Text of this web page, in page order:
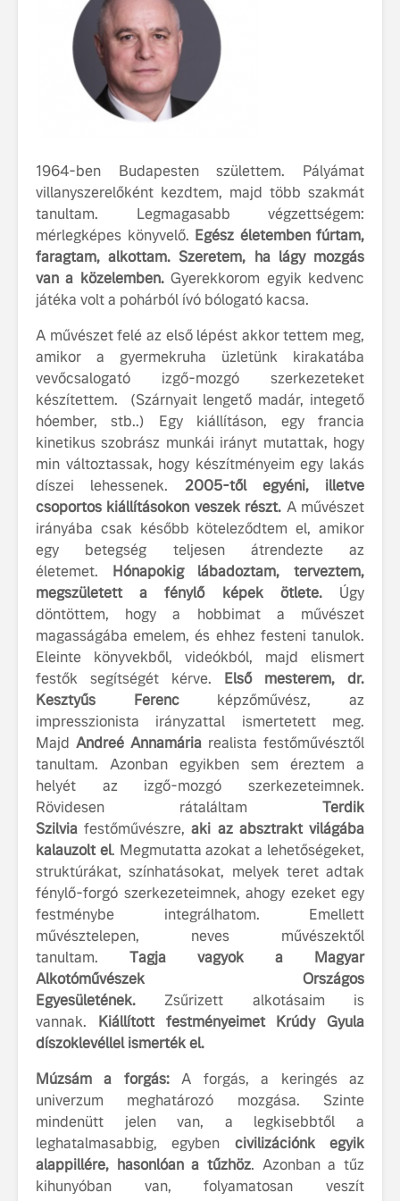
1964-ben Budapesten születtem. Pályámat
villanyszerelőként kezdtem, majd több szakmát
tanultam. Legmagasabb végzettségem:
mérlegképes könyvelő. Egész életemben fúrtam,
faragtam, alkottam. Szeretem, ha lágy mozgás
van a közelemben.Gyerekkorom egyik kedvenc
játéka volt a pohárból ívó bólogató kacsa.
A művészet felé az első lépést akkor tettem meg,
amikor a gyermekruha üzletünk kirakatába
vevőcsalogató izgő-mozgó szerkezeteket
készítettem. (Szárnyait lengető madár, integető
hóember, stb..) Egy kiállításon, egy francia
kinetikus szobrász munkái irányt mutattak, hogy
min változtassak, hogy készítményeim egy lakás
díszei lehessenek. 2005-től egyéni, illetve
csoportos kiállításokon veszek részt. A művészet
irányába csak később köteleződtem el, amikor
egy betegség teljesen átrendezte az
életemet. Hónapokig lábadoztam, terveztem,
megszületett a fénylő képek ötlete. Úgy
döntöttem, hogy a hobbimat a művészet
magasságába emelem, és ehhez festeni tanulok.
Eleinte könyvekből, videókból, majd elismert
festők segítségét kérve. Első mesterem, dr.
Kesztyűs Ferenc képzőművész, az
impresszionista irányzattal ismertetett meg.
Majd Andreé Annamária realista festőművésztől
tanultam. Azonban egyikben sem éreztem a
helyét az izgő-mozgó szerkezeteimnek.
Rövidesen rátaláltam Terdik
Szilvia festőművészre,aki az absztrakt világába
kalauzolt el. Megmutatta azokat a lehetőségeket,
struktúrákat, színhatásokat, melyek teret adtak
fénylő-forgó szerkezeteimnek, ahogy ezeket egy
festménybe integrálhatom. Emellett
művésztelepen, neves művészektől
tanultam. Tagja vagyok a Magyar
Alkotóművészek Országos
Egyesületének.Zsűrizett alkotásaim is
vannak. Kiállított festményeimet Krúdy Gyula
díszoklevéllel ismerték el.
Múzsám a forgás:A forgás, a keringés az
univerzum meghatározó mozgása. Szinte
mindenütt jelen van, a legkisebbtől a
leghatalmasabbig, egyben civilizációnk egyik
alappillére, hasonlóan a tűzhöz. Azonban a tűz
kihunyóban van, folyamatosan veszít
fenntarthatóságot
Country:
képes,
jut